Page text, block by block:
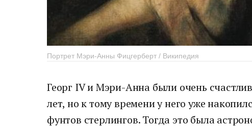
Портрет Мэри-Анны Фицгерберт / Википедия
Георг IV и Мэри-Анна были очень
лет, но к тому времени у него уже
фунтов стерлингов. Тогда это была